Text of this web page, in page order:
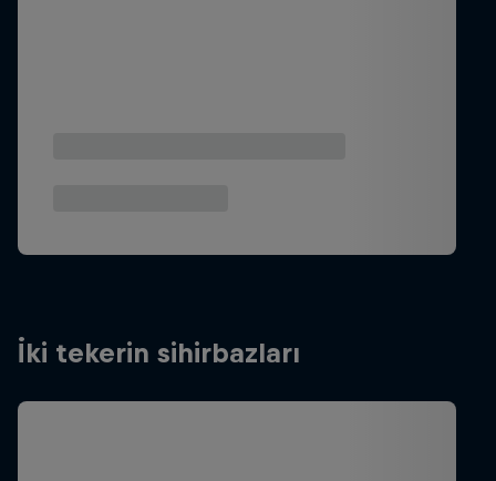
İki tekerin sihirbazları